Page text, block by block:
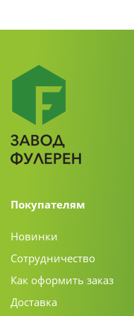
Покупателям
Новинки
Сотрудничество
Как оформить заказ
Доставка